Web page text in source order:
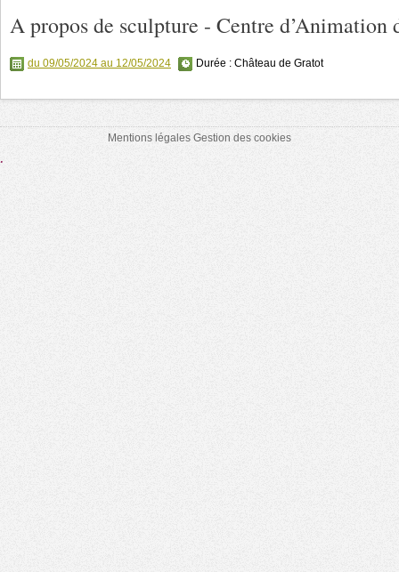
A propos de sculpture - Centre d’Animation
du 09/05/2024 au 12/05/2024 Durée : Château de Gratot
Mentions légales Gestion des cookies